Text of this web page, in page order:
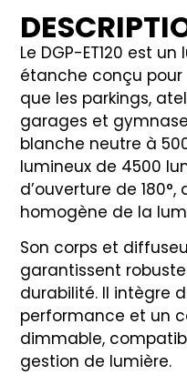
Le DGP-ET120 est
étanche conçu
que les parkings,
garages et
blanche neutre à
lumineux de 4500
d’ouverture de
homogène de la
Son corps et
garantissent
durabilité. Il intègre
performance et un
dimmable,
gestion de lumière.